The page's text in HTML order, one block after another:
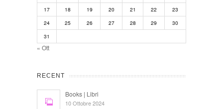
17
18 19 20 21 22
23
24
25 26 27 28 29
30
31
« Ott
RECENT
Books | Libri
10 Ottobre 2024